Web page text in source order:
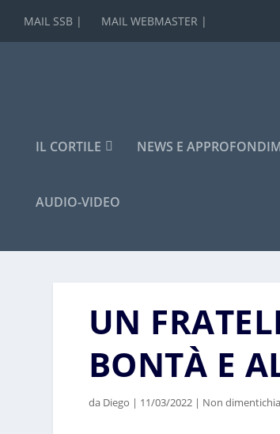
MAIL SSB | MAIL WEBMASTER |
IL CORTILE NEWS E
AUDIO-VIDEO
UN
BONTÀ E
da Diego | 11/03/2022| Non